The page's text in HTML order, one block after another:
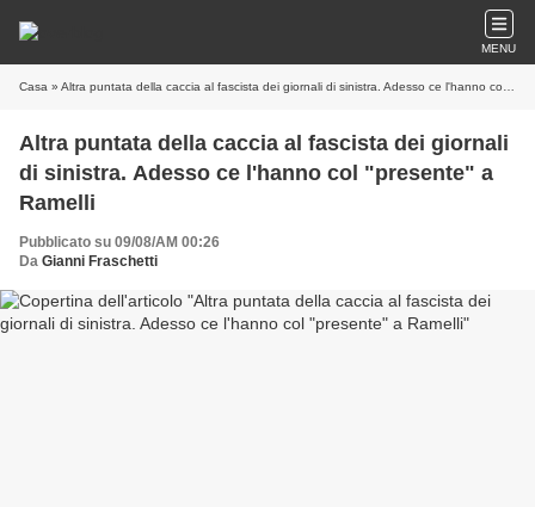
MENU
Casa » Altra puntata della caccia al fascista dei giornali di sinistra. Adesso ce l'hanno col "presente" a Ramelli
Altra puntata della caccia al fascista dei giornali
di sinistra. Adesso ce l'hanno col "presente" a
Ramelli
Pubblicato su 09/08/AM 00:26
Da Gianni Fraschetti